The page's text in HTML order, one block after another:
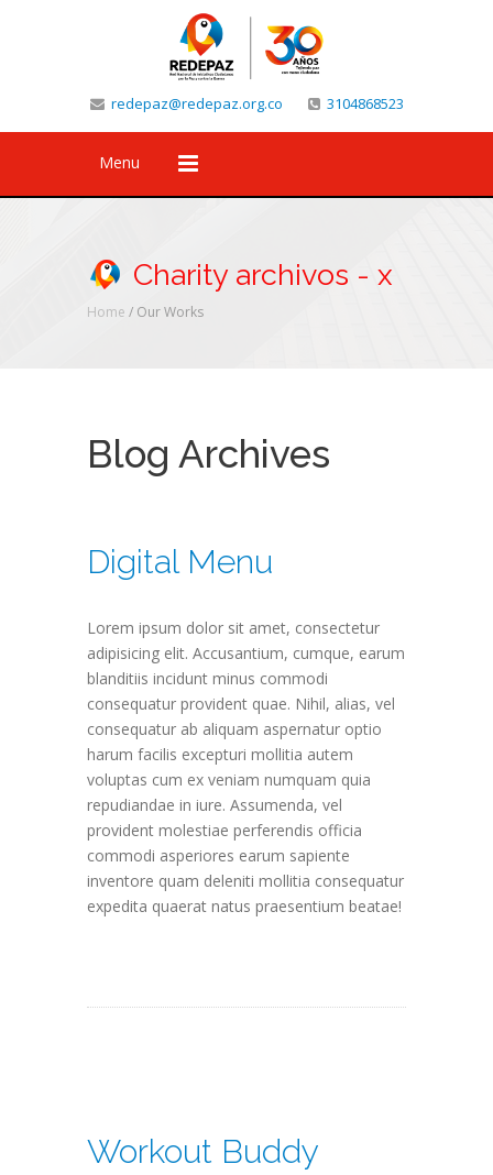
redepaz@redepaz.org.co 3104868523
Menu
Charity archivos - x
Home / Our Works
Blog Archives
Digital Menu
Lorem ipsum dolor sit amet, consectetur
adipisicing elit. Accusantium, cumque, earum
blanditiis incidunt minus commodi
consequatur provident quae. Nihil, alias, vel
consequatur ab aliquam aspernatur optio
harum facilis excepturi mollitia autem
voluptas cum ex veniam numquam quia
repudiandae in iure. Assumenda, vel
provident molestiae perferendis officia
commodi asperiores earum sapiente
inventore quam deleniti mollitia consequatur
expedita quaerat natus praesentium beatae!
Workout Buddy